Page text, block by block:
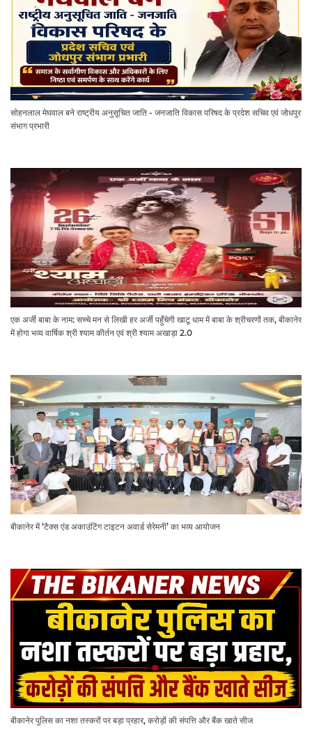
सोहनलाल मेघवाल बने राष्ट्रीय अनुसूचित जाति - जनजाति विकास परिषद के प्रदेश सचिव एवं जोधपुर
संभाग प्रभारी
एक अर्जी बाबा के नाम: सच्चे मन से लिखी हर अर्जी पहुँचेगी खाटू धाम में बाबा के श्रीचरणों तक, बीकानेर
में होगा भव्य वार्षिक श्री श्याम कीर्तन एवं श्री श्याम अखाड़ा 2.0
बीकानेर में ‘टैक्स एंड अकाउंटिंग टाइटन अवार्ड सेरेमनी’ का भव्य आयोजन
बीकानेर पुलिस का नशा तस्करों पर बड़ा प्रहार, करोड़ों की संपत्ति और बैंक खाते सीज